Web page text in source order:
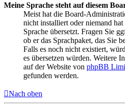
Meine Sprache steht auf diesem
Meist hat die Board-
nicht installiert oder niemand
Sprache übersetzt. Fragen Sie
ob er das Sprachpaket, das Sie
Falls es noch nicht existiert,
es übersetzen würden. Weitere
auf der Website von phpBB
gefunden werden.
Nach oben